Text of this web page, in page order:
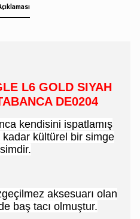
L6 GOLD SIYAH
DE0204
kendisini ispatlamış
kültürel bir simge
aksesuarı olan
baş tacı olmuştur.